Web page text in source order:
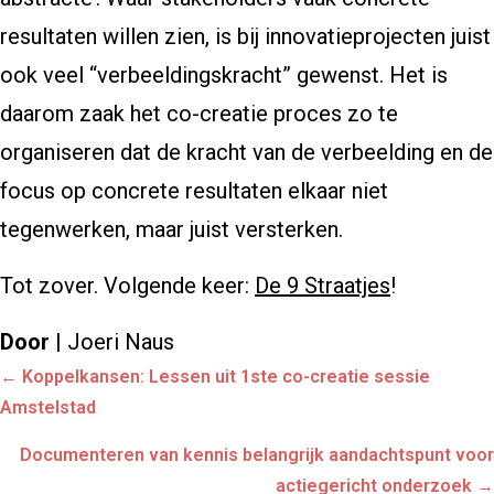
resultaten willen zien, is bij innovatieprojecten juist
ook veel “verbeeldingskracht” gewenst. Het is
daarom zaak het co-creatie proces zo te
organiseren dat de kracht van de verbeelding en de
focus op concrete resultaten elkaar niet
tegenwerken, maar juist versterken.
Tot zover. Volgende keer: De 9 Straatjes!
Door | Joeri Naus
Posts
navigation
← Koppelkansen: Lessen uit 1ste co-creatie sessie
Amstelstad
Documenteren van kennis belangrijk aandachtspunt voor
actiegericht onderzoek →